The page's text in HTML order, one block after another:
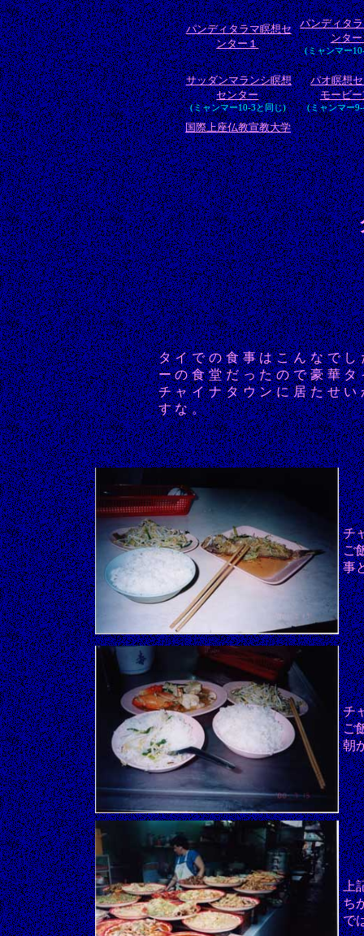
パンディタラマ瞑想セ
ンター１
パンディタ
ンタ
(ミャンマー
サッダンマランシ瞑想
センター
(ミャンマー10-3と同じ)
パオ瞑想
モービ
(ミャンマー
国際上座仏教宣教大学
タイでの食事はこんなで
ーの食堂だったので豪華
チャイナタウンに居たせ
すな。
チ
ご
事
チ
ご
朝
上
ち
で